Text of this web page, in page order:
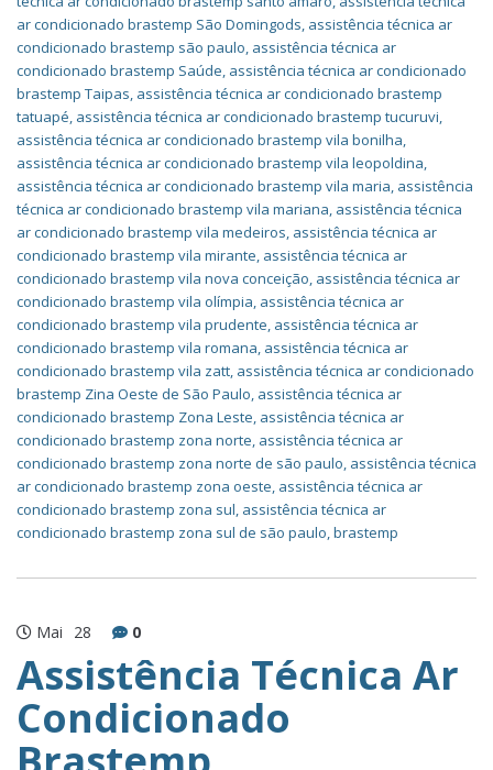
ar condicionado brastemp São Domingods, assistência técnica ar
condicionado brastemp são paulo, assistência técnica ar
condicionado brastemp Saúde, assistência técnica ar condicionado
brastemp Taipas, assistência técnica ar condicionado brastemp
tatuapé, assistência técnica ar condicionado brastemp tucuruvi,
assistência técnica ar condicionado brastemp vila bonilha,
assistência técnica ar condicionado brastemp vila leopoldina,
assistência técnica ar condicionado brastemp vila maria, assistência
técnica ar condicionado brastemp vila mariana, assistência técnica
ar condicionado brastemp vila medeiros, assistência técnica ar
condicionado brastemp vila mirante, assistência técnica ar
condicionado brastemp vila nova conceição, assistência técnica ar
condicionado brastemp vila olímpia, assistência técnica ar
condicionado brastemp vila prudente, assistência técnica ar
condicionado brastemp vila romana, assistência técnica ar
condicionado brastemp vila zatt, assistência técnica ar condicionado
brastemp Zina Oeste de São Paulo, assistência técnica ar
condicionado brastemp Zona Leste, assistência técnica ar
condicionado brastemp zona norte, assistência técnica ar
condicionado brastemp zona norte de são paulo, assistência técnica
ar condicionado brastemp zona oeste, assistência técnica ar
condicionado brastemp zona sul, assistência técnica ar
condicionado brastemp zona sul de são paulo,brastemp
Mai 28 0
Assistência Técnica Ar
Condicionado